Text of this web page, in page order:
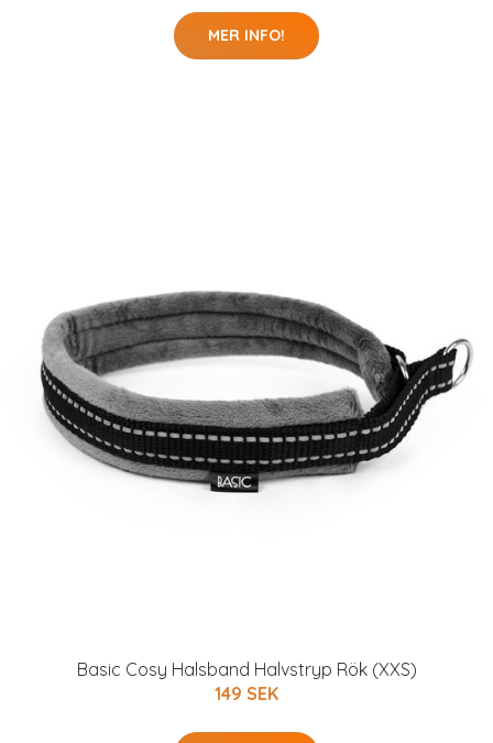
MER INFO!
Basic Cosy Halsband Halvstryp Rök (XXS)
149 SEK